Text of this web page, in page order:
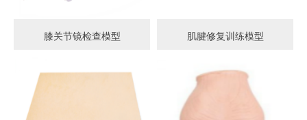
膝关节镜检查模型 肌腱修复训练模型